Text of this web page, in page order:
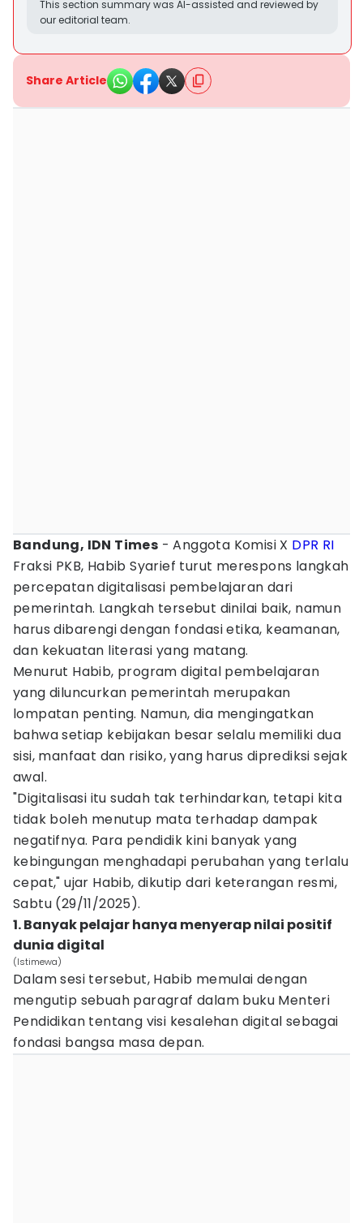
This section summary was AI-assisted and reviewed by
our editorial team.
Share Article
Bandung, IDN Times - Anggota Komisi X DPR RI
Fraksi PKB, Habib Syarief turut merespons langkah
percepatan digitalisasi pembelajaran dari
pemerintah. Langkah tersebut dinilai baik, namun
harus dibarengi dengan fondasi etika, keamanan,
dan kekuatan literasi yang matang.
Menurut Habib, program digital pembelajaran
yang diluncurkan pemerintah merupakan
lompatan penting. Namun, dia mengingatkan
bahwa setiap kebijakan besar selalu memiliki dua
sisi, manfaat dan risiko, yang harus diprediksi sejak
awal.
"Digitalisasi itu sudah tak terhindarkan, tetapi kita
tidak boleh menutup mata terhadap dampak
negatifnya. Para pendidik kini banyak yang
kebingungan menghadapi perubahan yang terlalu
cepat," ujar Habib, dikutip dari keterangan resmi,
Sabtu (29/11/2025).
1. Banyak pelajar hanya menyerap nilai positif
dunia digital
(Istimewa)
Dalam sesi tersebut, Habib memulai dengan
mengutip sebuah paragraf dalam buku Menteri
Pendidikan tentang visi kesalehan digital sebagai
fondasi bangsa masa depan.